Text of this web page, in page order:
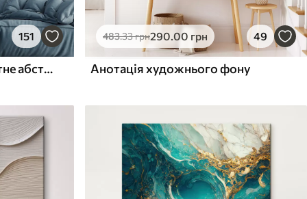
151
Сучасне творче абстрактне абстрактне настінне мистецтво
483.33грн290.00 грн 49
Анотація художнього фону